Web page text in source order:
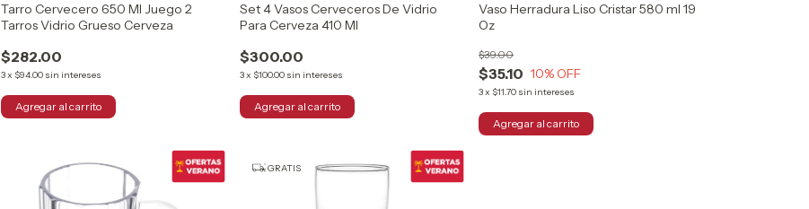
Tarro Cervecero 650 Ml Juego 2
Tarros Vidrio Grueso Cerveza
$282.00
3x $94.00 sin intereses
Set 4 Vasos Cerveceros De Vidrio
Para Cerveza 410 Ml
$300.00
3x $100.00 sin intereses
Vaso Herradura Liso Cristar 580 ml 19
Oz
$35.10
$39.00
10% OFF
3x $11.70 sin intereses
GRATIS